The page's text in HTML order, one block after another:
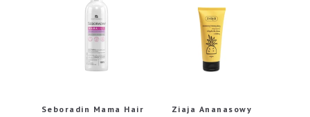
Seboradin Mama Hair
Ziaja Ananasowy